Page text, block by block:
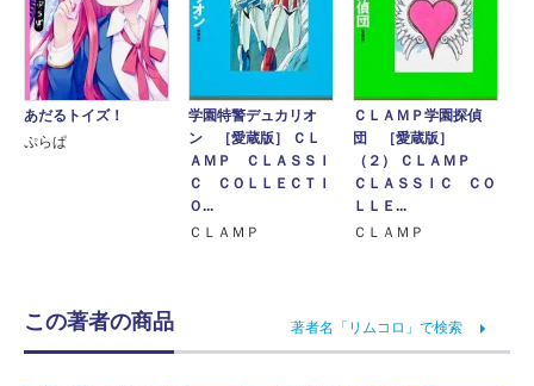
あだるトイズ！
ぷらぱ
学園特警デュカリオ
ン ［愛蔵版］ ＣＬ
ＡＭＰ ＣＬＡＳＳＩ
Ｃ ＣＯＬＬＥＣＴＩ
Ｏ...
ＣＬＡＭＰ
ＣＬＡＭＰ学園探偵
団 ［愛蔵版］
（２） ＣＬＡＭＰ
ＣＬＡＳＳＩＣ ＣＯ
ＬＬＥ...
ＣＬＡＭＰ
この著者の商品 著者名「リムコロ」で検索